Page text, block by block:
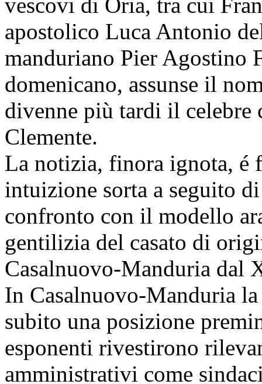
apostolico Luca Antonio
manduriano Pier Agostino
domenicano, assunse il
divenne più tardi il celebre
Clemente.
La notizia, finora ignota, é
intuizione sorta a seguito
confronto con il modello
gentilizia del casato di
Casalnuovo-Manduria dal
In Casalnuovo-Manduria
subito una posizione
esponenti rivestirono
amministrativi come